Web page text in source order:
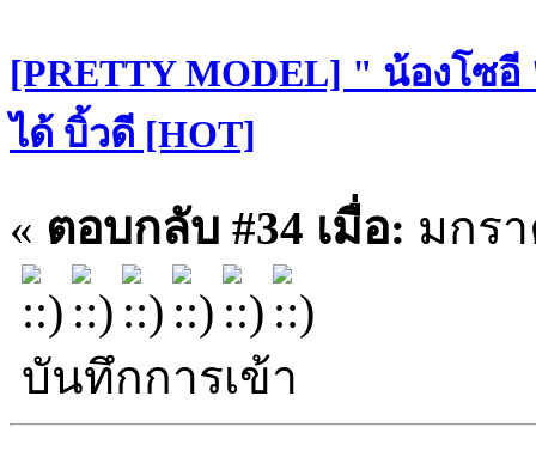
[PRETTY MODEL] " น้องโซ
ได้ บิ้วดี [HOT]
« ตอบกลับ #34 เมื่อ: มกรา
บันทึกการเข้า